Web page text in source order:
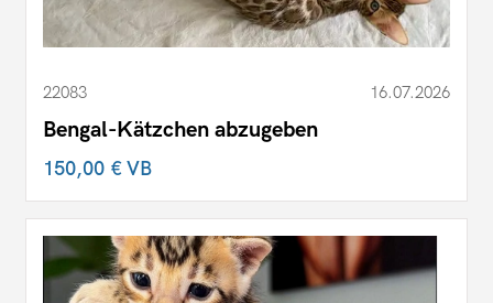
22083 16.07.2026
Bengal-Kätzchen abzugeben
150,00 €VB